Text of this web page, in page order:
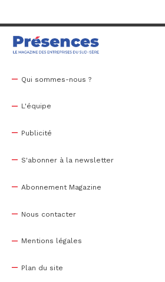
Qui sommes-nous ?
L'équipe
Publicité
S'abonner à la newsletter
Abonnement Magazine
Nous contacter
Mentions légales
Plan du site